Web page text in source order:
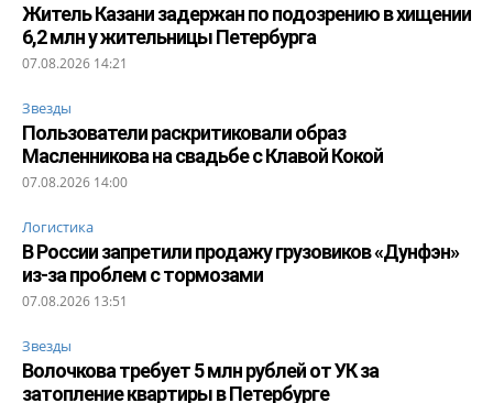
Житель Казани задержан по подозрению в хищении
6,2 млн у жительницы Петербурга
07.08.2026 14:21
Звезды
Пользователи раскритиковали образ
Масленникова на свадьбе с Клавой Кокой
07.08.2026 14:00
Логистика
В России запретили продажу грузовиков «Дунфэн»
из-за проблем с тормозами
07.08.2026 13:51
Звезды
Волочкова требует 5 млн рублей от УК за
затопление квартиры в Петербурге